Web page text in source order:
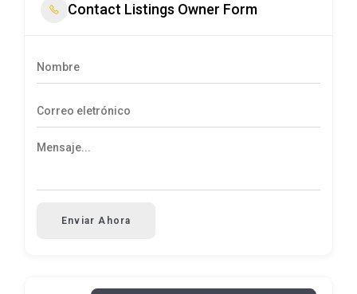
Contact Listings Owner Form
Enviar Ahora